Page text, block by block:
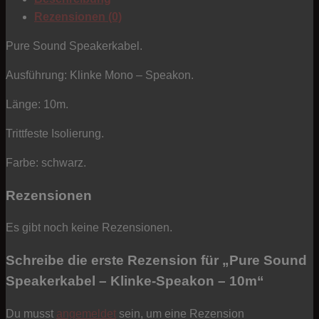
Speakon
10m
Rezensionen (0)
Pure Sound Speakerkabel.
Ausführung: Klinke Mono – Speakon.
Länge: 10m.
Trittfeste Isolierung.
Farbe: schwarz.
Rezensionen
Es gibt noch keine Rezensionen.
Schreibe die erste Rezension für „Pure Sound
Speakerkabel – Klinke-Speakon – 10m“
Du musst angemeldet sein, um eine Rezension